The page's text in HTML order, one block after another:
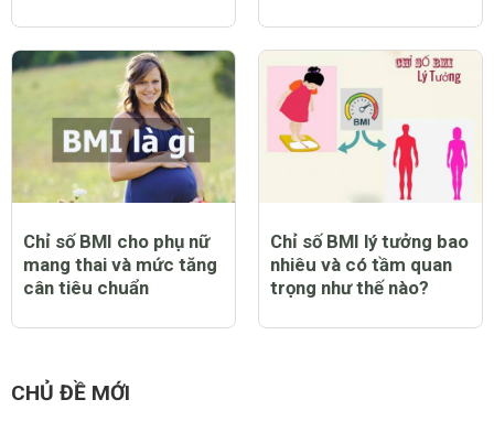
Chỉ số BMI cho phụ nữ
mang thai và mức tăng
cân tiêu chuẩn
Chỉ số BMI lý tưởng bao
nhiêu và có tầm quan
trọng như thế nào?
CHỦ ĐỀ MỚI